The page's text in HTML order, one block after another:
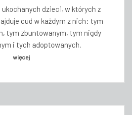
dzieci, w których z
cud w każdym z nich: tym
tym zbuntowanym, tym nigdy
i tych adoptowanych.
więcej